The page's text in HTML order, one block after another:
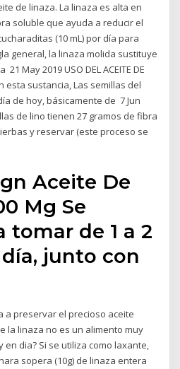
de linaza. La linaza es alta en
soluble que ayuda a reducir el
(10 mL) por día para
general, la linaza molida sustituye
May 2019 USO DEL ACEITE DE
esta sustancia, Las semillas del
de hoy, básicamente de 7 Jun
de lino tienen 27 gramos de fibra
y reservar (este proceso se
Aceite De
Mg Se
tomar de 1 a 2
junto con
a preservar el precioso aceite
la linaza no es un alimento muy
en dia? Si se utiliza como laxante,
sopera (10g) de linaza entera